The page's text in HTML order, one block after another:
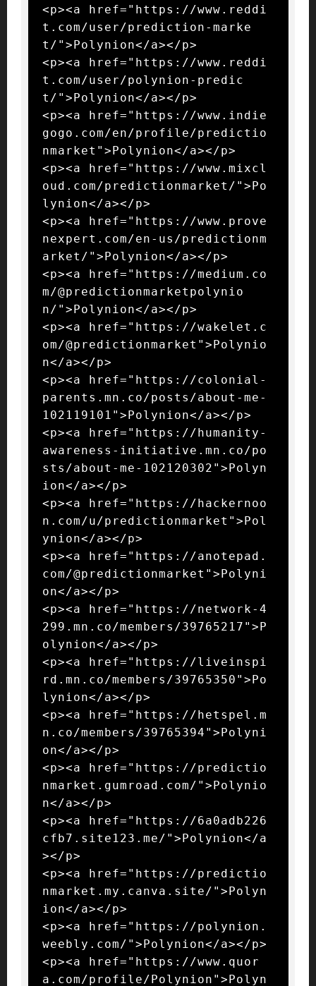
<p><a href="https://www.reddi
t.com/user/prediction-marke
t/">Polynion</a></p>
<p><a href="https://www.reddi
t.com/user/polynion-predic
t/">Polynion</a></p>
<p><a href="https://www.indie
gogo.com/en/profile/predictio
nmarket">Polynion</a></p>
<p><a href="https://www.mixcl
oud.com/predictionmarket/">Po
lynion</a></p>
<p><a href="https://www.prove
nexpert.com/en-us/predictionm
arket/">Polynion</a></p>
<p><a href="https://medium.co
m/@predictionmarketpolynio
n/">Polynion</a></p>
<p><a href="https://wakelet.c
om/@predictionmarket">Polynio
n</a></p>
<p><a href="https://colonial-
parents.mn.co/posts/about-me-
102119101">Polynion</a></p>
<p><a href="https://humanity-
awareness-initiative.mn.co/po
sts/about-me-102120302">Polyn
ion</a></p>
<p><a href="https://hackernoo
n.com/u/predictionmarket">Pol
ynion</a></p>
<p><a href="https://anotepad.
com/@predictionmarket">Polyni
on</a></p>
<p><a href="https://network-4
299.mn.co/members/39765217">P
olynion</a></p>
<p><a href="https://liveinspi
rd.mn.co/members/39765350">Po
lynion</a></p>
<p><a href="https://hetspel.m
n.co/members/39765394">Polyni
on</a></p>
<p><a href="https://predictio
nmarket.gumroad.com/">Polynio
n</a></p>
<p><a href="https://6a0adb226
cfb7.site123.me/">Polynion</a
></p>
<p><a href="https://predictio
nmarket.my.canva.site/">Polyn
ion</a></p>
<p><a href="https://polynion.
weebly.com/">Polynion</a></p>
<p><a href="https://www.quor
a.com/profile/Polynion">Polyn